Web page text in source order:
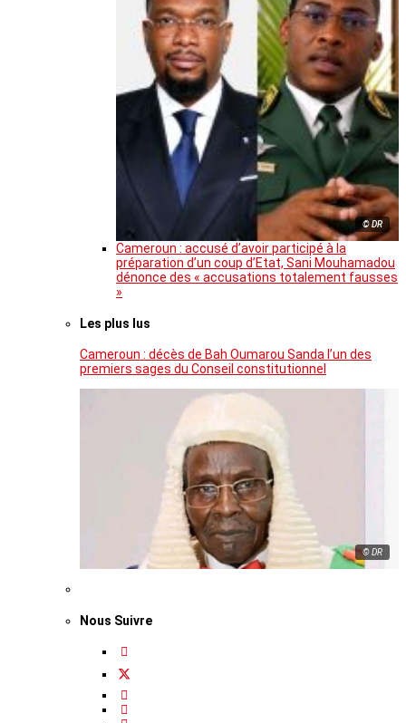
© DR
Cameroun : accusé d’avoir participé à la
préparation d’un coup d’Etat, Sani Mouhamadou
dénonce des « accusations totalement fausses
»
Les plus lus
Cameroun : décès de Bah Oumarou Sanda l’un des
premiers sages du Conseil constitutionnel
© DR
Nous Suivre